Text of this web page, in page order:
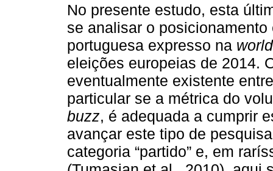
No presente estudo, esta
se analisar o
portuguesa expresso na
eleições europeias de 2014.
eventualmente existente
particular se a métrica do
buzz, é adequada a cumprir
avançar este tipo de
categoria “partido” e, em